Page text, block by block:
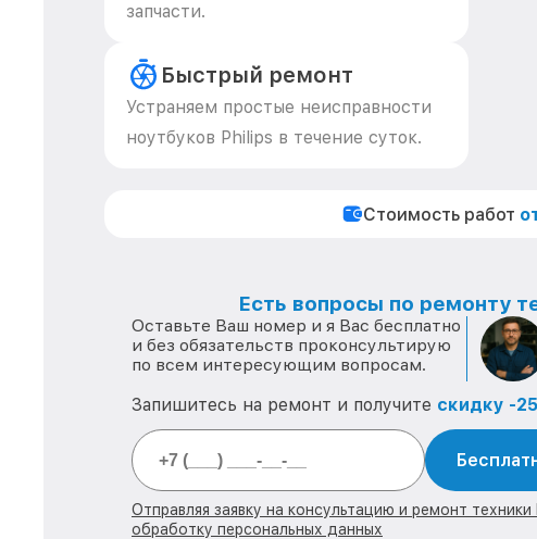
запчасти.
Быстрый ремонт
Устраняем простые неисправности
ноутбуков Philips в течение суток.
Стоимость работ
Есть вопросы по ремонту
Оставьте Ваш номер и я Вас бесплатно
и без обязательств проконсультирую
по всем интересующим вопросам.
Запишитесь на ремонт и получите скидку -
Отправляя заявку на консультацию и ремонт
обработку персональных данных